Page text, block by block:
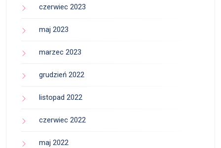
czerwiec 2023
maj 2023
marzec 2023
grudzień 2022
listopad 2022
czerwiec 2022
maj 2022